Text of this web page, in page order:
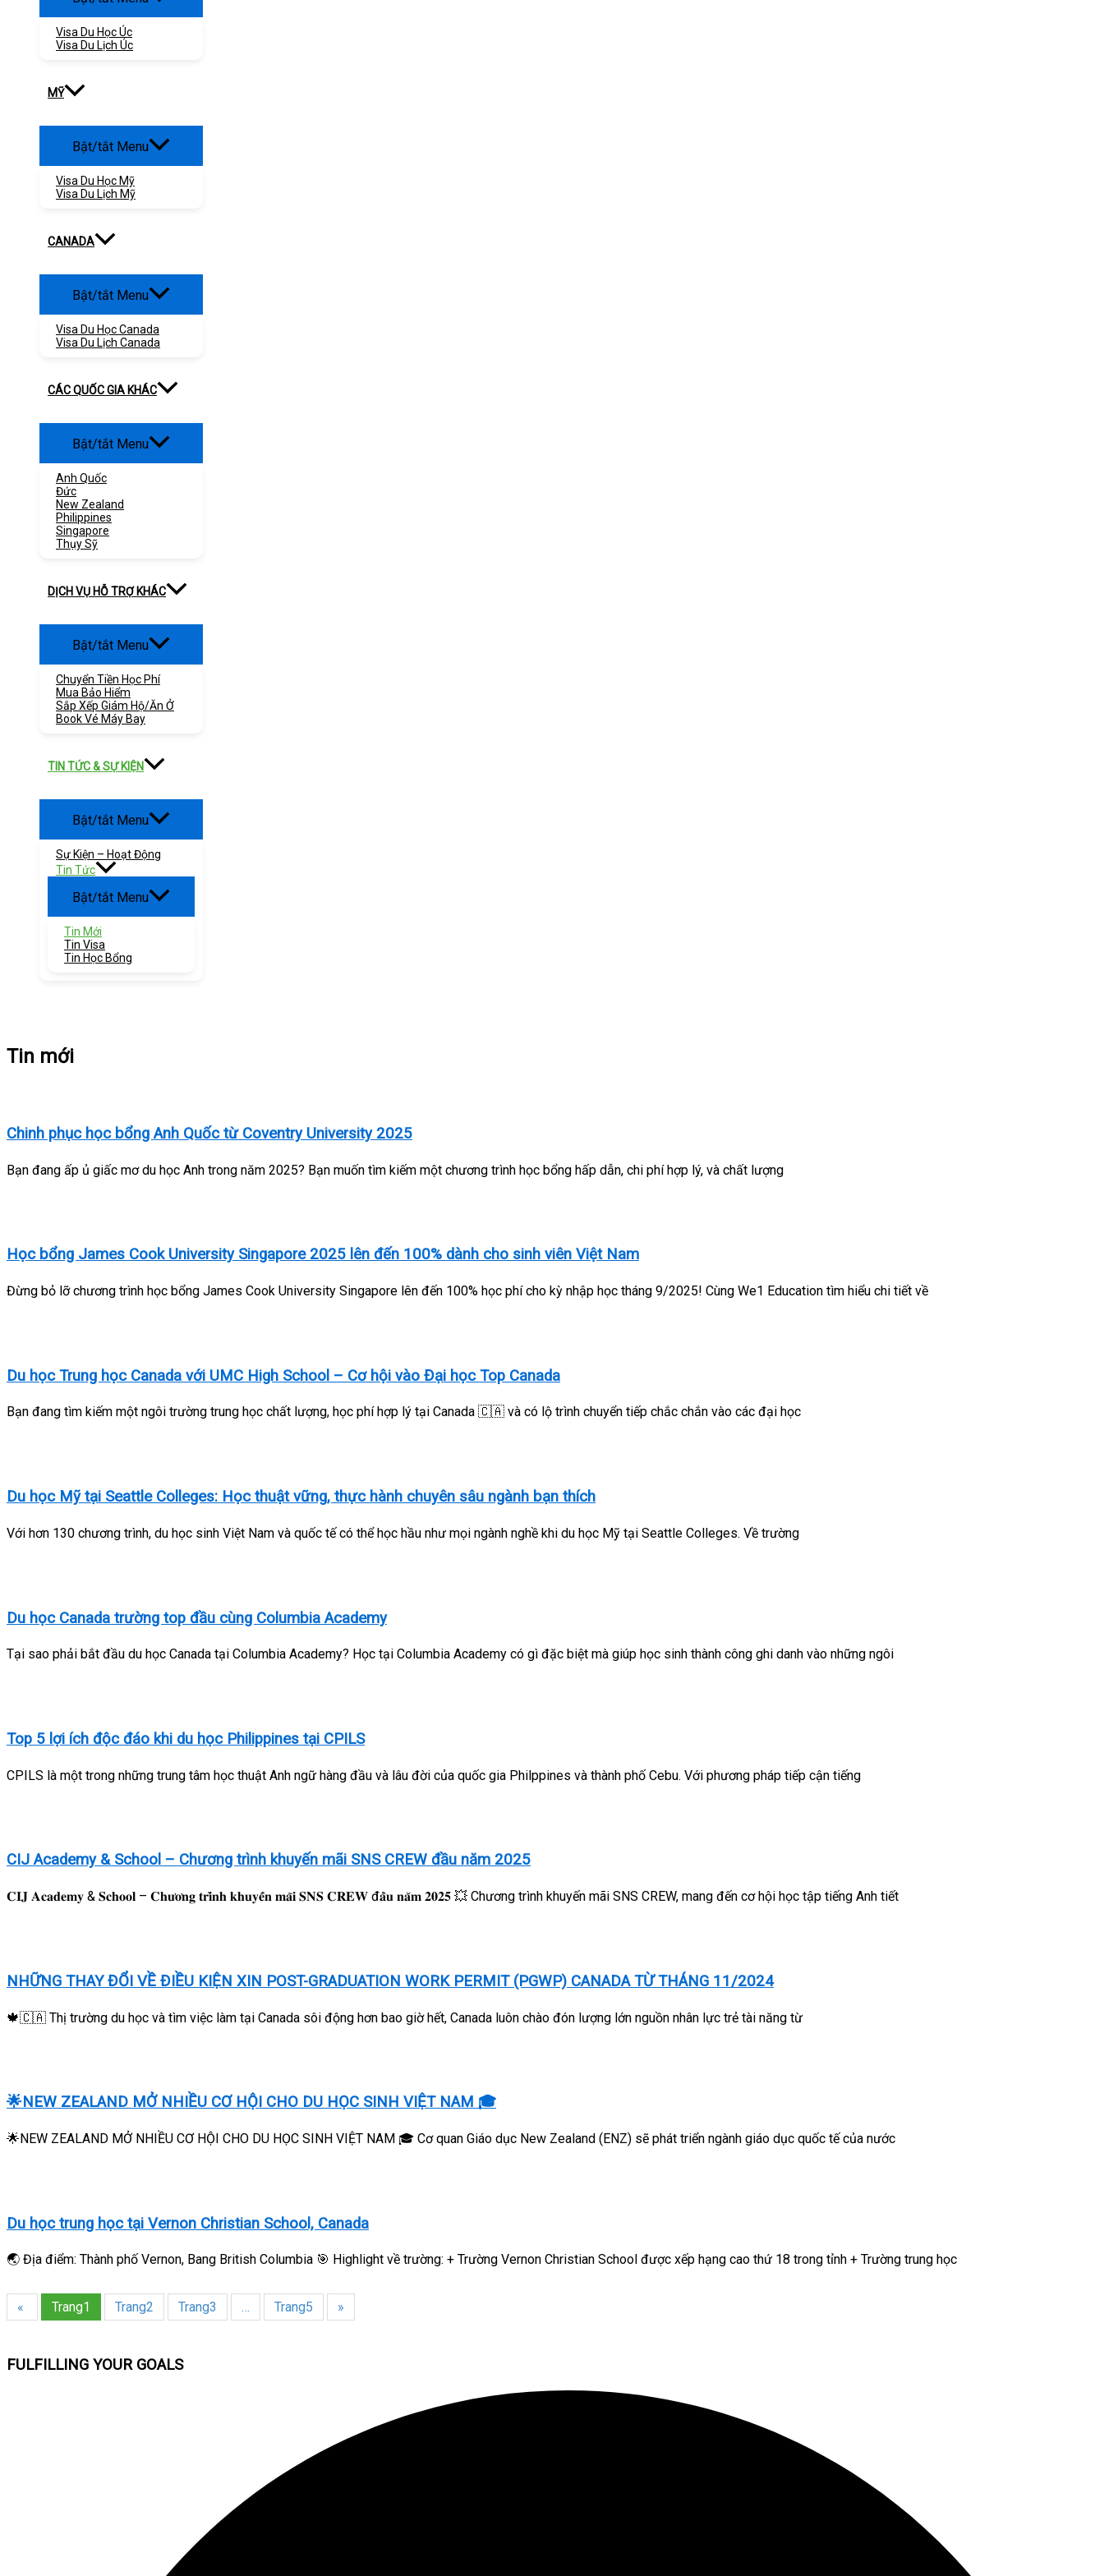
Visa Du Học Úc
Visa Du Lịch Úc
MỸ
Bật/tắt Menu
Visa Du Học Mỹ
Visa Du Lịch Mỹ
CANADA
Bật/tắt Menu
Visa Du Học Canada
Visa Du Lịch Canada
CÁC QUỐC GIA KHÁC
Bật/tắt Menu
Anh Quốc
Đức
New Zealand
Philippines
Singapore
Thụy Sỹ
DỊCH VỤ HỖ TRỢ KHÁC
Bật/tắt Menu
Chuyển Tiền Học Phí
Mua Bảo Hiểm
Sắp Xếp Giám Hộ/ăn Ở
Book Vé Máy Bay
TIN TỨC & SỰ KIỆN
Bật/tắt Menu
Sự Kiện – Hoạt Động
Tin Tức
Bật/tắt Menu
Tin Mới
Tin Visa
Tin Học Bổng
Tin mới
Chinh phục học bổng Anh Quốc từ Coventry University 2025
Bạn đang ấp ủ giấc mơ du học Anh trong năm 2025? Bạn muốn tìm kiếm một chương trình học bổng hấp dẫn, chi phí hợp lý, và chất lượng
Học bổng James Cook University Singapore 2025 lên đến 100% dành cho sinh viên Việt Nam
Đừng bỏ lỡ chương trình học bổng James Cook University Singapore lên đến 100% học phí cho kỳ nhập học tháng 9/2025! Cùng We1 Education tìm hiểu chi tiết về
Du học Trung học Canada với UMC High School – Cơ hội vào Đại học Top Canada
Bạn đang tìm kiếm một ngôi trường trung học chất lượng, học phí hợp lý tại Canada 🇨🇦 và có lộ trình chuyển tiếp chắc chắn vào các đại học
Du học Mỹ tại Seattle Colleges: Học thuật vững, thực hành chuyên sâu ngành bạn thích
Với hơn 130 chương trình, du học sinh Việt Nam và quốc tế có thể học hầu như mọi ngành nghề khi du học Mỹ tại Seattle Colleges. Về trường
Du học Canada trường top đầu cùng Columbia Academy
Tại sao phải bắt đầu du học Canada tại Columbia Academy? Học tại Columbia Academy có gì đặc biệt mà giúp học sinh thành công ghi danh vào những ngôi
Top 5 lợi ích độc đáo khi du học Philippines tại CPILS
CPILS là một trong những trung tâm học thuật Anh ngữ hàng đầu và lâu đời của quốc gia Philppines và thành phố Cebu. Với phương pháp tiếp cận tiếng
CIJ Academy & School – Chương trình khuyến mãi SNS CREW đầu năm 2025
𝐂𝐈𝐉 𝐀𝐜𝐚𝐝𝐞𝐦𝐲 & 𝐒𝐜𝐡𝐨𝐨𝐥 – 𝐂𝐡𝐮̛𝐨̛𝐧𝐠 𝐭𝐫𝐢̀𝐧𝐡 𝐤𝐡𝐮𝐲𝐞̂́𝐧 𝐦𝐚̃𝐢 𝐒𝐍𝐒 𝐂𝐑𝐄𝐖 đ𝐚̂̀𝐮 𝐧𝐚̆𝐦 𝟐𝟎𝟐𝟓 💥 Chương trình khuyến mãi SNS CREW, mang đến cơ hội học tập tiếng Anh tiết
NHỮNG THAY ĐỔI VỀ ĐIỀU KIỆN XIN POST-GRADUATION WORK PERMIT (PGWP) CANADA TỪ THÁNG 11/2024
🍁🇨🇦 Thị trường du học và tìm việc làm tại Canada sôi động hơn bao giờ hết, Canada luôn chào đón lượng lớn nguồn nhân lực trẻ tài năng từ
🌟NEW ZEALAND MỞ NHIỀU CƠ HỘI CHO DU HỌC SINH VIỆT NAM 🎓
🌟NEW ZEALAND MỞ NHIỀU CƠ HỘI CHO DU HỌC SINH VIỆT NAM 🎓 Cơ quan Giáo dục New Zealand (ENZ) sẽ phát triển ngành giáo dục quốc tế của nước
Du học trung học tại Vernon Christian School, Canada
🌏 Địa điểm: Thành phố Vernon, Bang British Columbia 🎯 Highlight về trường: + Trường Vernon Christian School được xếp hạng cao thứ 18 trong tỉnh + Trường trung học
« Trang1 Trang2 Trang3 … Trang5 »
FULFILLING YOUR GOALS